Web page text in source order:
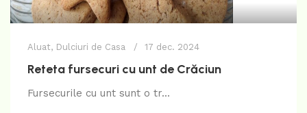
Aluat, Dulciuri de Casa 17 dec. 2024
Reteta fursecuri cu unt de Crăciun
Fursecurile cu unt sunt o tr...